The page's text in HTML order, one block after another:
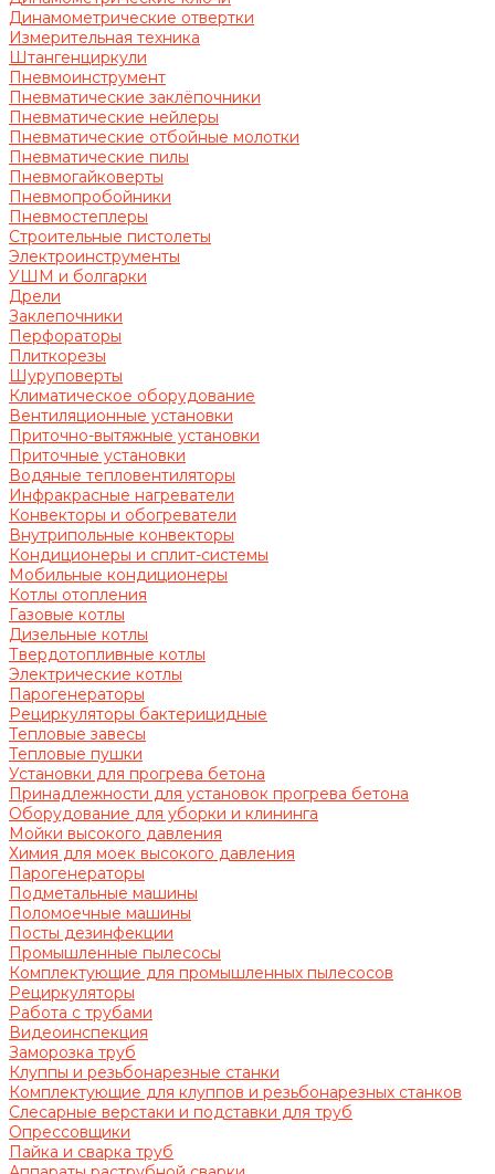
Динамометрические отвертки
Измерительная техника
Штангенциркули
Пневмоинструмент
Пневматические заклёпочники
Пневматические нейлеры
Пневматические отбойные молотки
Пневматические пилы
Пневмогайковерты
Пневмопробойники
Пневмостеплеры
Строительные пистолеты
Электроинструменты
УШМ и болгарки
Дрели
Заклепочники
Перфораторы
Плиткорезы
Шуруповерты
Климатическое оборудование
Вентиляционные установки
Приточно-вытяжные установки
Приточные установки
Водяные тепловентиляторы
Инфракрасные нагреватели
Конвекторы и обогреватели
Внутрипольные конвекторы
Кондиционеры и сплит-системы
Мобильные кондиционеры
Котлы отопления
Газовые котлы
Дизельные котлы
Твердотопливные котлы
Электрические котлы
Парогенераторы
Рециркуляторы бактерицидные
Тепловые завесы
Тепловые пушки
Установки для прогрева бетона
Принадлежности для установок прогрева бетона
Оборудование для уборки и клининга
Мойки высокого давления
Химия для моек высокого давления
Парогенераторы
Подметальные машины
Поломоечные машины
Посты дезинфекции
Промышленные пылесосы
Комплектующие для промышленных пылесосов
Рециркуляторы
Работа с трубами
Видеоинспекция
Заморозка труб
Клуппы и резьбонарезные станки
Комплектующие для клуппов и резьбонарезных станков
Слесарные верстаки и подставки для труб
Опрессовщики
Пайка и сварка труб